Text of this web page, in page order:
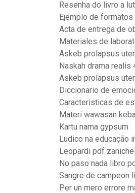
Resenha do livro a
Ejemplo de formatos
Acta de entrega de
Materiales de
Askeb prolapsus
Naskah drama realis
Askeb prolapsus
Diccionario de
Caracteristicas de
Materi wawasan
Kartu nama gypsum
Ludico na educação
Leopardi pdf
No paso nada libro
Sangre de campeon
Per un mero errore